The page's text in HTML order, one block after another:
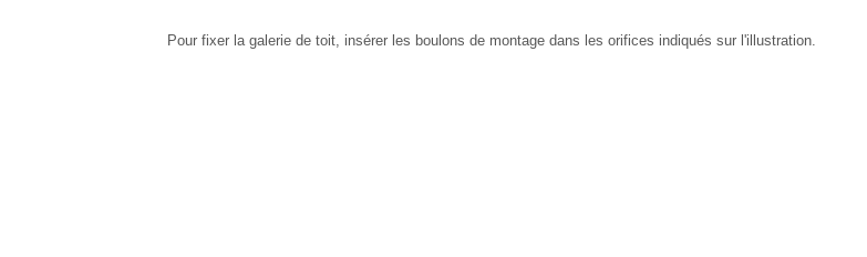
Pour fixer la galerie de toit, insérer les boulons de montage dans les orifices indiqués sur l'illustration.